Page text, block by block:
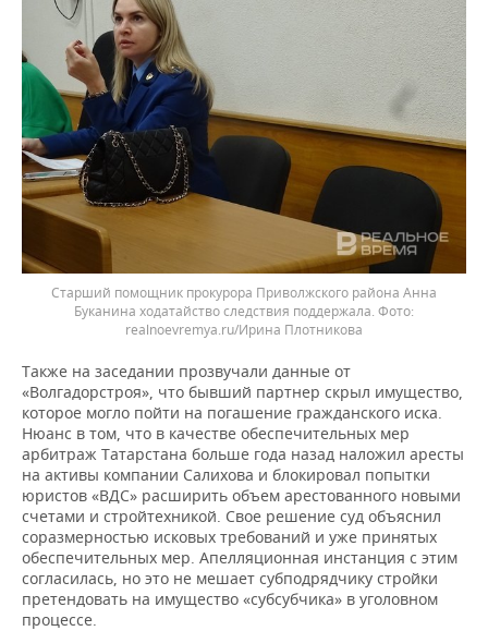
Старший помощник прокурора Приволжского района Анна
Буканина ходатайство следствия поддержала.
realnoevremya.ru/Ирина Плотникова
Также на заседании прозвучали данные от
«Волгадорстроя», что бывший партнер скрыл имущество,
которое могло пойти на погашение гражданского иска.
Нюанс в том, что в качестве обеспечительных мер
арбитраж Татарстана больше года назад наложил аресты
на активы компании Салихова и блокировал попытки
юристов «ВДС» расширить объем арестованного новыми
счетами и стройтехникой. Свое решение суд объяснил
соразмерностью исковых требований и уже принятых
обеспечительных мер. Апелляционная инстанция с этим
согласилась, но это не мешает субподрядчику стройки
претендовать на имущество «субсубчика» в уголовном
процессе.